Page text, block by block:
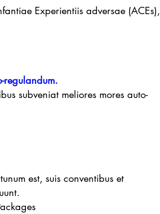
Experientiis adversae (ACEs),
regulandum.
subveniat meliores mores auto-
est, suis conventibus et